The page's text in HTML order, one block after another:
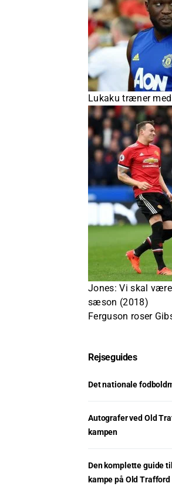
Lukaku træner
Jones: Vi skal
sæson (2018)
Ferguson roser
Rejseguides
Det nationale
Autografer ved Old
kampen
Den komplette guide
kampe på Old